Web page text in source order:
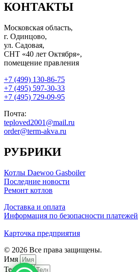
КОНТАКТЫ
Московская область,
г. Одинцово,
ул. Садовая,
СНТ «40 лет Октября»,
помещение правления
+7 (499) 130-86-75
+7 (495) 597-30-33
+7 (495) 729-09-95
Почта:
teploved2001@mail.ru
order@term-akva.ru
РУБРИКИ
Котлы Daewoo Gasboiler
Последние новости
Ремонт котлов
Доставка и оплата
Информация по безопасности платежей
Карточка предприятия
© 2026 Все права защищены.
Имя
Телефон